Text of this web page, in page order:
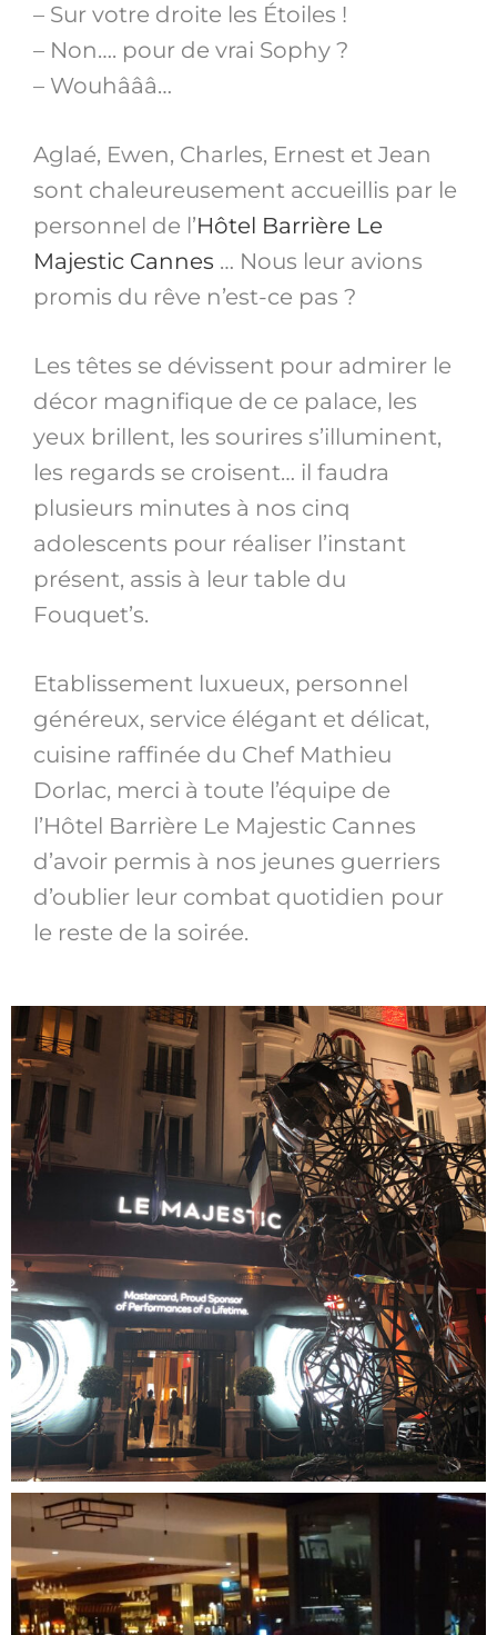
– Sur votre droite les Étoiles !
– Non…. pour de vrai Sophy ?
– Wouhâââ…
Aglaé, Ewen, Charles, Ernest et Jean
sont chaleureusement accueillis par le
personnel de l’Hôtel Barrière Le
Majestic Cannes … Nous leur avions
promis du rêve n’est-ce pas ?
Les têtes se dévissent pour admirer le
décor magnifique de ce palace, les
yeux brillent, les sourires s’illuminent,
les regards se croisent… il faudra
plusieurs minutes à nos cinq
adolescents pour réaliser l’instant
présent, assis à leur table du
Fouquet’s.
Etablissement luxueux, personnel
généreux, service élégant et délicat,
cuisine raffinée du Chef Mathieu
Dorlac, merci à toute l’équipe de
l’Hôtel Barrière Le Majestic Cannes
d’avoir permis à nos jeunes guerriers
d’oublier leur combat quotidien pour
le reste de la soirée.